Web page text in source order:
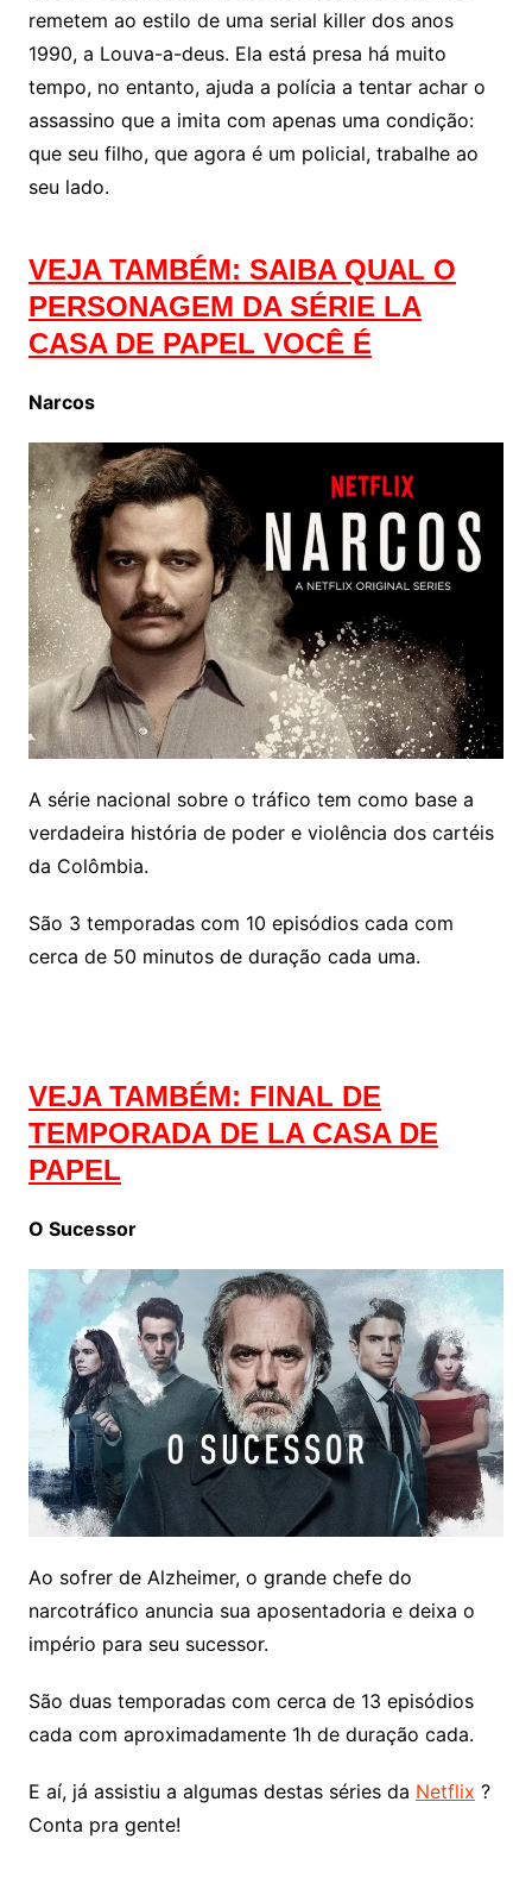
remetem ao estilo de uma serial killer dos anos
1990, a Louva-a-deus. Ela está presa há muito
tempo, no entanto, ajuda a polícia a tentar achar o
assassino que a imita com apenas uma condição:
que seu filho, que agora é um policial, trabalhe ao
seu lado.
VEJA TAMBÉM: SAIBA QUAL O
PERSONAGEM DA SÉRIE LA
CASA DE PAPEL VOCÊ É
Narcos
A série nacional sobre o tráfico tem como base a
verdadeira história de poder e violência dos cartéis
da Colômbia.
São 3 temporadas com 10 episódios cada com
cerca de 50 minutos de duração cada uma.
VEJA TAMBÉM: FINAL DE
TEMPORADADE LA CASA DE
PAPEL
O Sucessor
Ao sofrer de Alzheimer, o grande chefe do
narcotráfico anuncia sua aposentadoria e deixa o
império para seu sucessor.
São duas temporadas com cerca de 13 episódios
cada com aproximadamente 1h de duração cada.
E aí, já assistiu a algumas destas séries da Netflix ?
Conta pra gente!